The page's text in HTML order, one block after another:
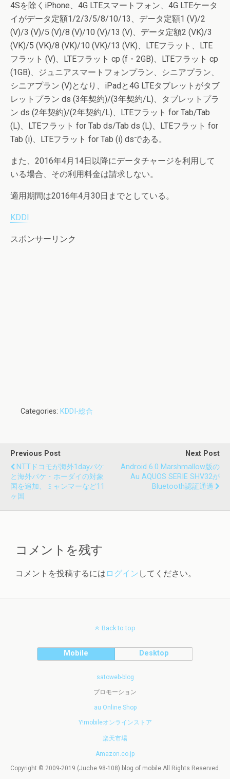
4Sを除くiPhone、4G LTEスマートフォン、4G LTEケータ
イがデータ定額1/2/3/5/8/10/13、データ定額1 (V)/2
(V)/3 (V)/5 (V)/8 (V)/10 (V)/13 (V)、データ定額2 (VK)/3
(VK)/5 (VK)/8 (VK)/10 (VK)/13 (VK)、LTEフラット、LTE
フラット (V)、LTEフラット cp (f・2GB)、LTEフラット cp
(1GB)、ジュニアスマートフォンプラン、シニアプラン、
シニアプラン (V)となり、iPadと4G LTEタブレットがタブ
レットプラン ds (3年契約)/(3年契約/L)、タブレットプラ
ン ds (2年契約)/(2年契約/L)、LTEフラット for Tab/Tab
(L)、LTEフラット for Tab ds/Tab ds (L)、LTEフラット for
Tab (i)、LTEフラット for Tab (i) dsである。
また、2016年4月14日以降にデータチャージを利用して
いる場合、その利用料金は請求しない。
適用期間は2016年4月30日までとしている。
KDDI
スポンサーリンク
Categories: KDDI-総合
Previous Post
NTTドコモが海外1dayパケ
と海外パケ・ホーダイの対象
国を追加、ミャンマーなど11
ヶ国
Next Post
Android 6.0 Marshmallow版の
Au AQUOS SERIE SHV32が
Bluetooth認証通過
コメントを残す
コメントを投稿するには ログイン してください。
Back to top
Mobile Desktop
satoweb-blog
プロモーション
au Online Shop
Y!mobileオンラインストア
楽天市場
Amazon.co.jp
Copyright © 2009-2019 (Juche 98-108) blog of mobile All Rights Reserved.